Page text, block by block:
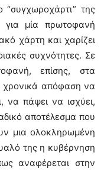
της
για μία πρωτοφανή
χάρτη και χαρίζει
συχνότητες. Σε
επίσης, στα
χρονικά απόφαση να
πάψει να ισχύει,
αποτέλεσμα που
μια ολοκληρωμένη
της η κυβέρνηση
αναφέρεται στην